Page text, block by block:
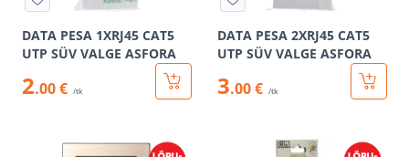
DATA PESA 1XRJ45 CAT5
UTP SÜV VALGE ASFORA
2.00 € /tk
DATA PESA 2XRJ45 CAT5
UTP SÜV VALGE ASFORA
3.00 € /tk